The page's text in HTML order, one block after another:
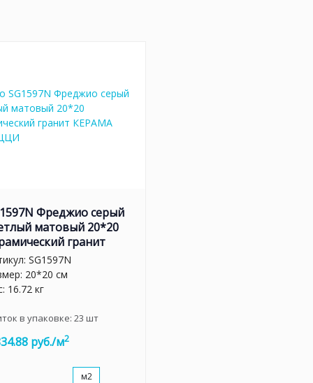
Фреджио серый
матовый 20*20
гранит
SG1597N
20*20 см
16.72 кг
в упаковке: 23 шт
руб./м2
м2